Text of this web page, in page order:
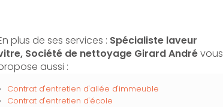
plus de ses services : Spécialiste laveur
Société de nettoyage Girard Andrévous
aussi :
Contrat d'entretien d'allée d'immeuble
Contrat d'entretien d'école